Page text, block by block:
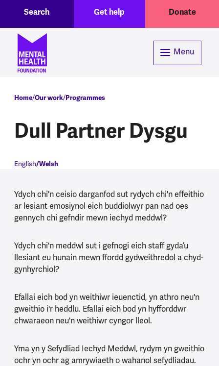
Skip to main content
Header menuGet help Donate
Search
Menu
Breadcrumb
Home Our work Programmes
Dull Partner Dysgu
English Welsh
Ydych chi'n ceisio darganfod sut rydych chi'n effeithio
ar lesiant emosiynol eich buddiolwyr pan nad oes
gennych chi gefndir mewn iechyd meddwl?
Ydych chi'n meddwl sut i gefnogi eich staff gyda’u
llesiant eu hunain mewn ffordd gydweithredol a chyd-
gynhyrchiol?
Efallai eich bod yn weithiwr ieuenctid, yn athro neu'n
gweithio i'r heddlu. Efallai eich bod yn hyfforddwr
chwaraeon neu'n weithiwr cyngor lleol.
Yma yn y Sefydliad Iechyd Meddwl, rydym yn gweithio
ochr yn ochr ag amrywiaeth o wahanol sefydliadau.